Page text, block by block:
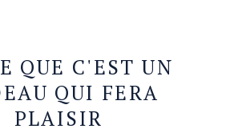
QUE C'EST UN
QUI FERA
PLAISIR